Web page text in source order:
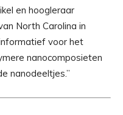
en hoogleraar
North Carolina in
voor het
nanocomposieten
nanodeeltjes.”